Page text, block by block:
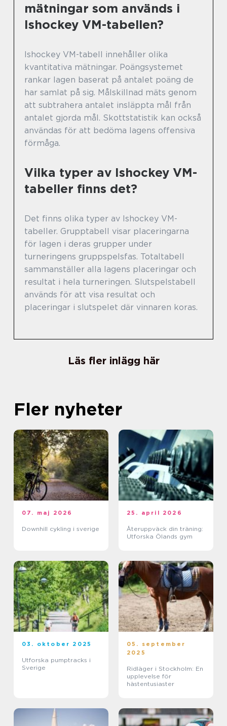
mätningar som används i
Ishockey VM-tabellen?
Ishockey VM-tabell innehåller olika
kvantitativa mätningar. Poängsystemet
rankar lagen baserat på antalet poäng de
har samlat på sig. Målskillnad mäts genom
att subtrahera antalet insläppta mål från
antalet gjorda mål. Skottstatistik kan också
användas för att bedöma lagens offensiva
förmåga.
Vilka typer av Ishockey VM-
tabeller finns det?
Det finns olika typer av Ishockey VM-
tabeller. Grupptabell visar placeringarna
för lagen i deras grupper under
turneringens gruppspelsfas. Totaltabell
sammanställer alla lagens placeringar och
resultat i hela turneringen. Slutspelstabell
används för att visa resultat och
placeringar i slutspelet där vinnaren koras.
Läs fler inlägg här
Fler nyheter
07. maj 2026
Downhill cykling i sverige
25. april 2026
Återuppväck din träning:
Utforska Ölands gym
03. oktober 2025
Utforska pumptracks i
Sverige
05. september
2025
Ridläger i Stockholm: En
upplevelse för
hästentusiaster